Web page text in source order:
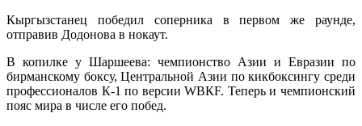
Кыргызстанец победил соперника в первом же раунде,
отправив Додонова в нокаут.
В копилке у Шаршеева: чемпионство Азии и Евразии по
бирманскому боксу, Центральной Азии по кикбоксингу среди
профессионалов К-1 по версии WBКF. Теперь и чемпионский
пояс мира в числе его побед.